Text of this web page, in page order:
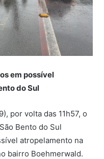
em possível
do Sul
por volta das 11h57, o
Bento do Sul
atropelamento na
bairro Boehmerwald.